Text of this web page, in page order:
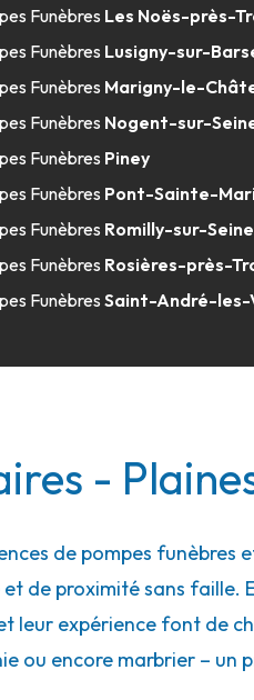
Funèbres Les Noës-près-
Funèbres Lusigny-sur-
Funèbres Marigny-le-
Funèbres Nogent-sur-
Funèbres Piney
Funèbres Pont-Sainte-
Funèbres Romilly-sur-Seine
Funèbres Rosières-près-
FunèbresSaint-André-les-
-
de pompes funèbres
de proximité sans faille.
leur expérience font de
ou encore marbrier – un